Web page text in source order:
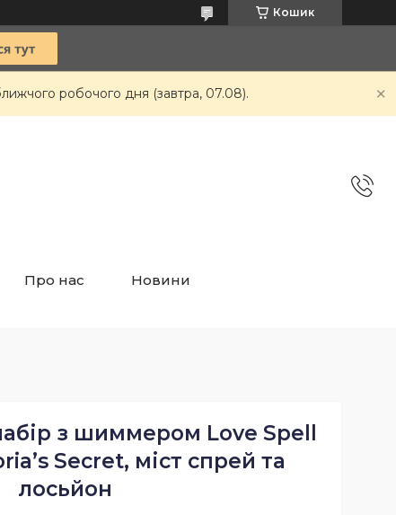
Кошик
робочого дня (завтра, 07.08).
Про нас Новини
з шиммером Love Spell
Secret, міст спрей та
лосьйон